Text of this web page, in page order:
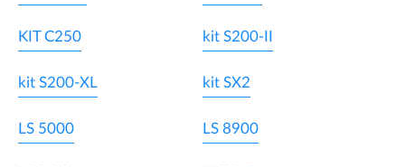
KIT C250 kit S200-II
kit S200-XL kit SX2
LS 5000 LS 8900